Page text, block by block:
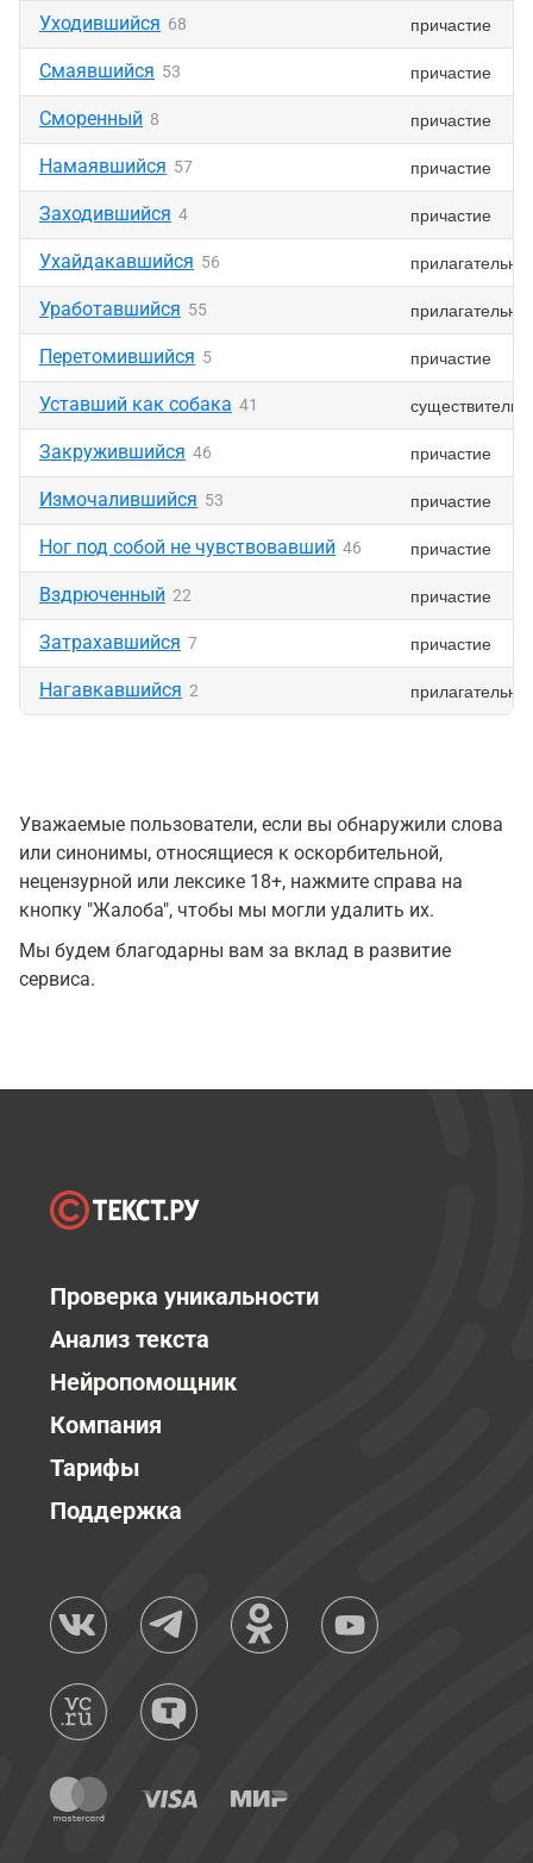
Уходившийся 68 причастие
Смаявшийся 53 причастие
Сморенный 8 причастие
Намаявшийся 57 причастие
Заходившийся 4 причастие
Ухайдакавшийся 56
Уработавшийся 55
Перетомившийся 5 причастие
Уставший как собака 41
Закружившийся 46 причастие
Измочалившийся 53 причастие
Ног под собой не чувствовавший 46 причастие
Вздрюченный 22 причастие
Затрахавшийся 7 причастие
Нагавкавшийся 2
Уважаемые пользователи, если вы обнаружили слова
или синонимы, относящиеся к оскорбительной,
нецензурной или лексике 18+, нажмите справа на
кнопку "Жалоба", чтобы мы могли удалить их.
Мы будем благодарны вам за вклад в развитие
сервиса.
Проверка уникальности
Анализ текста
Нейропомощник
Компания
Тарифы
Поддержка